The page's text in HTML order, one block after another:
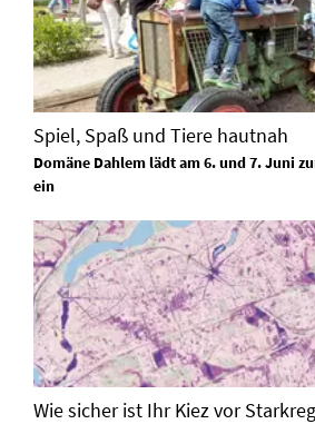
Spiel, Spaß und Tiere hautnah
Domäne Dahlem lädt am 6. und 7. Juni
ein
Wie sicher ist Ihr Kiez vor